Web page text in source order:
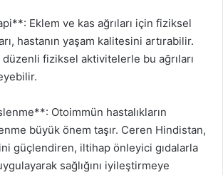
Eklem ve kas ağrıları için fiziksel
hastanın yaşam kalitesini artırabilir.
fiziksel aktivitelerle bu ağrıları
Otoimmün hastalıkların
büyük önem taşır. Ceren Hindistan,
güçlendiren, iltihap önleyici gıdalarla
sağlığını iyileştirmeye